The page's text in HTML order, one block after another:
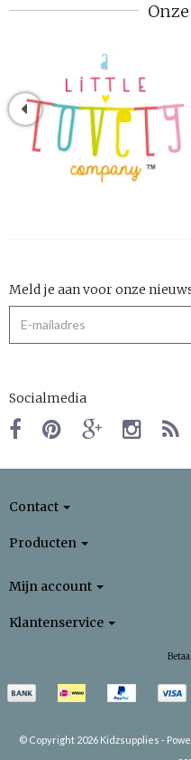
Meld je aan voor onze
Socialmedia
Contact
Producten
Mijn account
Klantenservice
© Copyright 2026 Kidzsupplies -